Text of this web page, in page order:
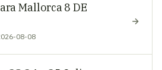
Mallorca 8 DE
08-08